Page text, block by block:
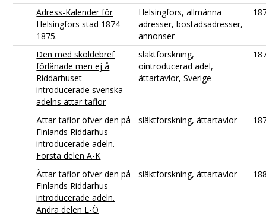
Adress-Kalender för
Helsingfors stad 1874-
1875.
Helsingfors, allmänna
adresser, bostadsadresser,
annonser
Den med sköldebref
förlänade men ej å
Riddarhuset
introducerade svenska
adelns ättar-taflor
släktforskning,
ointroducerad adel,
ättartavlor, Sverige
Ättar-taflor öfver den på
Finlands Riddarhus
introducerade adeln.
Första delen A-K
släktforskning, ättartavlor
Ättar-taflor öfver den på
Finlands Riddarhus
introducerade adeln.
Andra delen L-Ö
släktforskning, ättartavlor